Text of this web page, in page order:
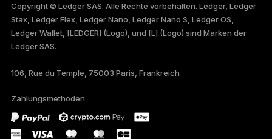
FRANÇAIS
TÜRKÇE
PORTUGUÊS
ESPAÑOL
РУССКИЙ
Copyright © Ledger SAS. Alle Rechte vorbehalten. Ledger, Ledger
Stax, Ledger Flex, Ledger Nano, Ledger Nano S, Ledger OS,
Ledger Wallet, [LEDGER] (Logo), und [L] (Logo) sind Marken der
Ledger SAS.
106, Rue du Temple, 75003 Paris, Frankreich
Zahlungsmethoden